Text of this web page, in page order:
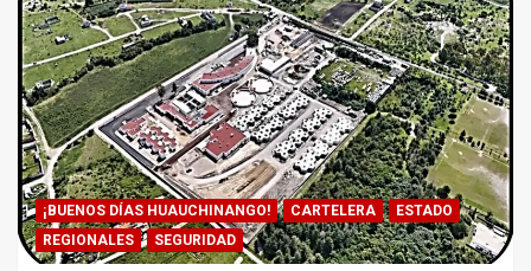
¡BUENOS DÍAS HUAUCHINANGO! CARTELERA
ESTADO
REGIONALES
SEGURIDAD